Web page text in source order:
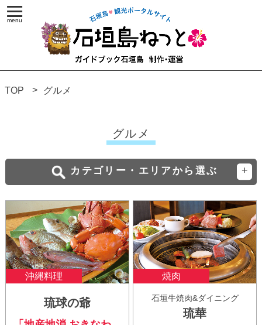
TOP グルメ
グルメ
カテゴリー・エリアから選ぶ
沖縄料理
琉球の爺
焼肉
石垣牛焼肉&ダイニング
琉華